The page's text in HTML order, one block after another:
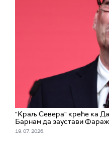
"Kраљ Севера" креће ка
Барнам да заустави
19. 07. 2026.